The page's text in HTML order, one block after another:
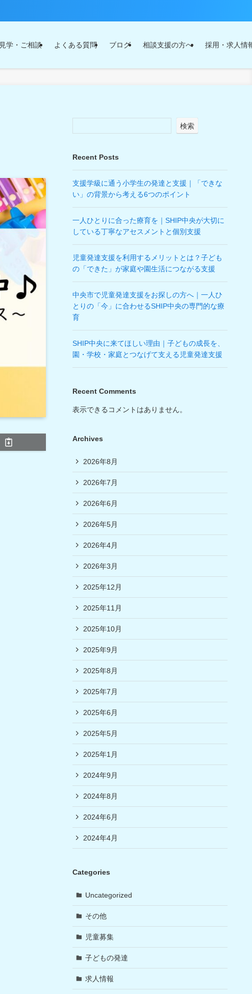
見学・ご相談 よくある質問 ブログ 相談支援の方へ 採用・求人情
検索
Recent Posts
支援学級に通う小学生の発達と支援｜「できな
い」の背景から考える6つのポイント
一人ひとりに合った療育を｜SHIP中央が大切に
している丁寧なアセスメントと個別支援
児童発達支援を利用するメリットとは？子ども
の「できた」が家庭や園生活につながる支援
中央市で児童発達支援をお探しの方へ｜一人ひ
とりの「今」に合わせるSHIP中央の専門的な療
育
SHIP中央に来てほしい理由｜子どもの成長を、
園・学校・家庭とつなげて支える児童発達支援
Recent Comments
表示できるコメントはありません。
Archives
2026年8月
2026年7月
2026年6月
2026年5月
2026年4月
2026年3月
2025年12月
2025年11月
2025年10月
2025年9月
2025年8月
2025年7月
2025年6月
2025年5月
2025年1月
2024年9月
2024年8月
2024年6月
2024年4月
Categories
Uncategorized
その他
児童募集
子どもの発達
求人情報